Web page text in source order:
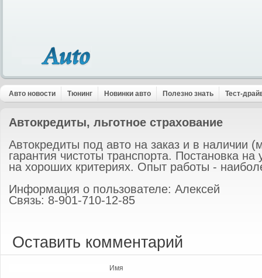
Авто новости Тюнинг Новинки авто Полезно знать Тест-
Автокредиты, льготное страхование
Автокредиты под авто на заказ и в наличии
гарантия чистоты транспорта. Постановка на
на хороших критериях. Опыт работы -
Информация о пользователе: Алексей
Связь: 8-901-710-12-85
Оставить комментарий
Имя